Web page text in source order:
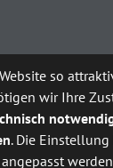
Translate
Ja
so
wir Ihre
. Die
angepasst